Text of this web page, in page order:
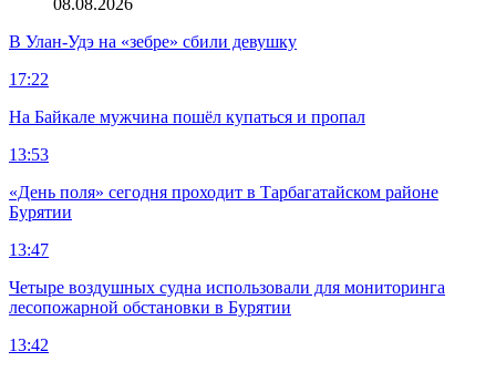
08.08.2026
В Улан-Удэ на «зебре» сбили девушку
17:22
На Байкале мужчина пошёл купаться и пропал
13:53
«День поля» сегодня проходит в Тарбагатайском районе
Бурятии
13:47
Четыре воздушных судна использовали для мониторинга
лесопожарной обстановки в Бурятии
13:42